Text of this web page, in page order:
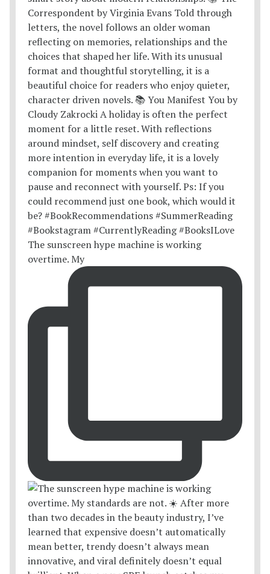
The sunscreen hype machine is working
overtime. My